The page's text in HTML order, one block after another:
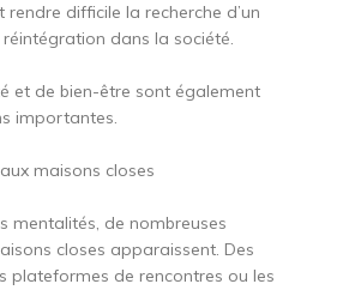
difficile la recherche d’un
dans la société.
et de bien-être sont également
importantes.
maisons closes
mentalités, de nombreuses
closes apparaissent. Des
plateformes de rencontres ou les